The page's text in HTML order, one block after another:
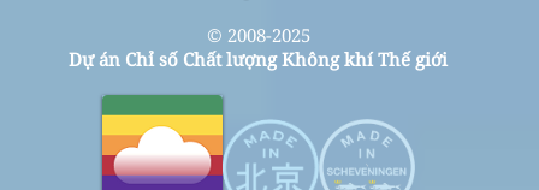
© 2008-2025
Dự án Chỉ số Chất lượng Không khí Thế giới